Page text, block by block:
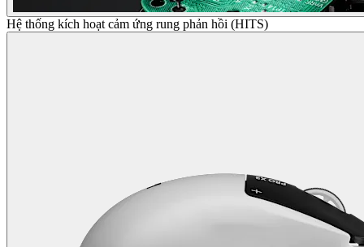
Hệ thống kích hoạt cảm ứng rung phản hồi (HITS)